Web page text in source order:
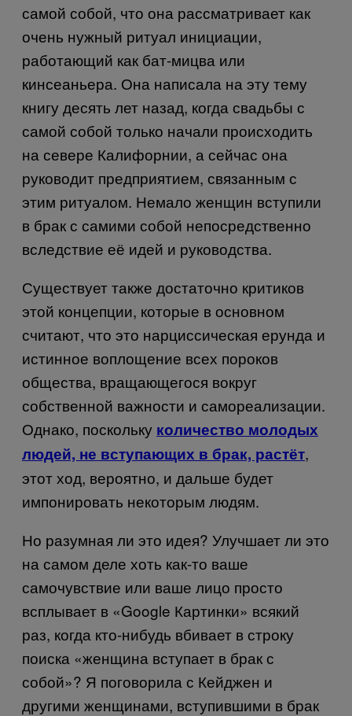
самой собой, что она рассматривает как
очень нужный ритуал инициации,
работающий как бат-мицва или
кинсеаньера. Она написала на эту тему
книгу десять лет назад, когда свадьбы с
самой собой только начали происходить
на севере Калифорнии, а сейчас она
руководит предприятием, связанным с
этим ритуалом. Немало женщин вступили
в брак с самими собой непосредственно
вследствие её идей и руководства.
Существует также достаточно критиков
этой концепции, которые в основном
считают, что это нарциссическая ерунда и
истинное воплощение всех пороков
общества, вращающегося вокруг
собственной важности и самореализации.
Однако, поскольку количество молодых
людей, не вступающих в брак, растёт,
этот ход, вероятно, и дальше будет
импонировать некоторым людям.
Но разумная ли это идея? Улучшает ли это
на самом деле хоть как-то ваше
самочувствие или ваше лицо просто
всплывает в «Google Картинки» всякий
раз, когда кто-нибудь вбивает в строку
поиска «женщина вступает в брак с
собой»? Я поговорила с Кейджен и
другими женщинами, вступившими в брак